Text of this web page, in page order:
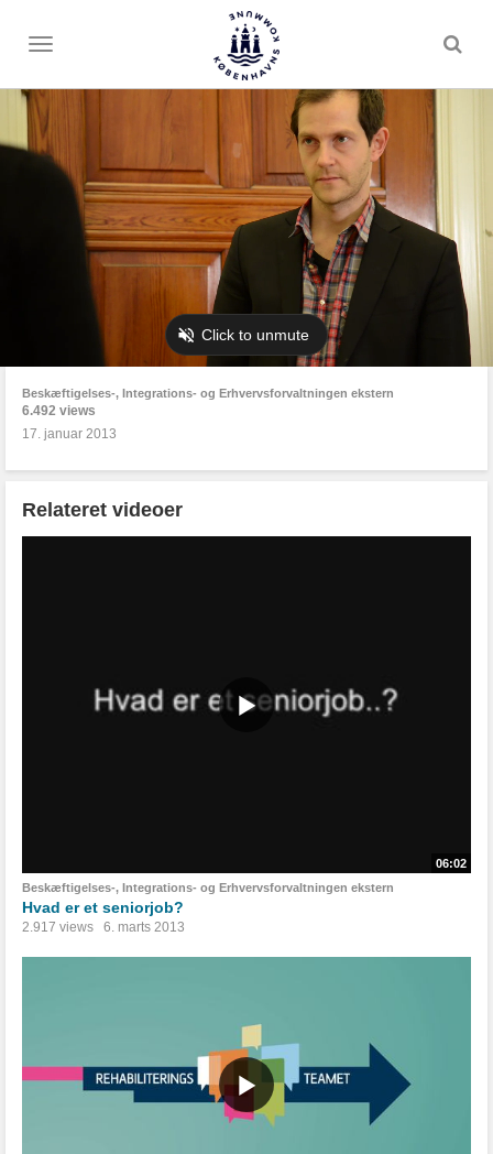
Toggle
Beskæftigelses-, Integrations- og Erhvervsforvaltningen ekstern
6.492 views
17. januar 2013
Relateret videoer
06:02
Beskæftigelses-, Integrations- og Erhvervsforvaltningen ekstern
Hvad er et seniorjob?
2.917 views 6. marts 2013